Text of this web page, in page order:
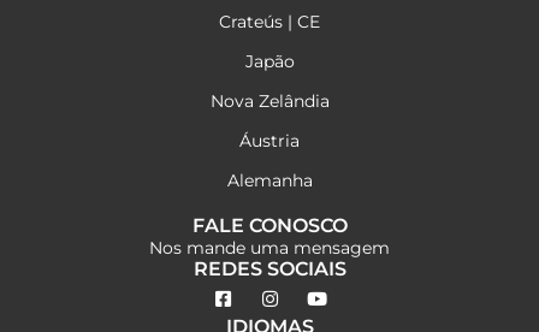
Crateús | CE
Japão
Nova Zelândia
Áustria
Alemanha
FALE CONOSCO
Nos mande uma mensagem
REDES SOCIAIS
IDIOMAS